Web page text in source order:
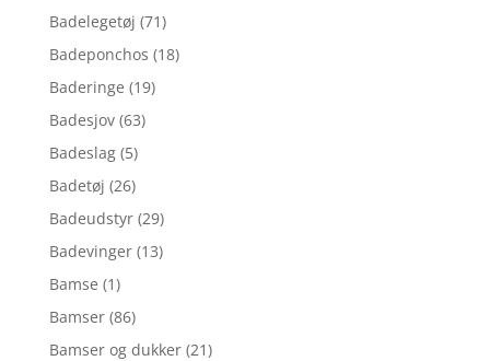
Badelegetøj (71)
Badeponchos (18)
Baderinge (19)
Badesjov (63)
Badeslag (5)
Badetøj (26)
Badeudstyr (29)
Badevinger (13)
Bamse (1)
Bamser (86)
Bamser og dukker (21)